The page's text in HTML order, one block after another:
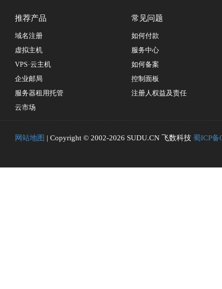
推荐产品
域名注册
虚拟主机
VPS·云主机
企业邮局
服务器租用托管
云市场
常见问题
如何付款
服务中心
如何备案
控制面板
注册人权益及责任
网站地图 | Copyright © 2002-2026 SUDU.CN 飞数科技 蜀ICP备